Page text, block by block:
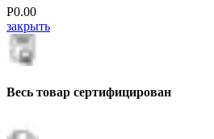
Р0.00
закрыть
Весь товар сертифицирован